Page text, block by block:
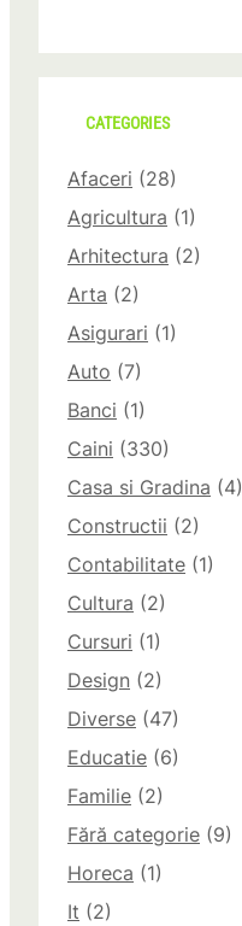
CATEGORIES
Afaceri (28)
Agricultura (1)
Arhitectura (2)
Arta (2)
Asigurari (1)
Auto (7)
Banci (1)
Caini (330)
Casa si Gradina (4)
Constructii (2)
Contabilitate (1)
Cultura (2)
Cursuri (1)
Design (2)
Diverse (47)
Educatie (6)
Familie (2)
Fără categorie (9)
Horeca (1)
It (2)